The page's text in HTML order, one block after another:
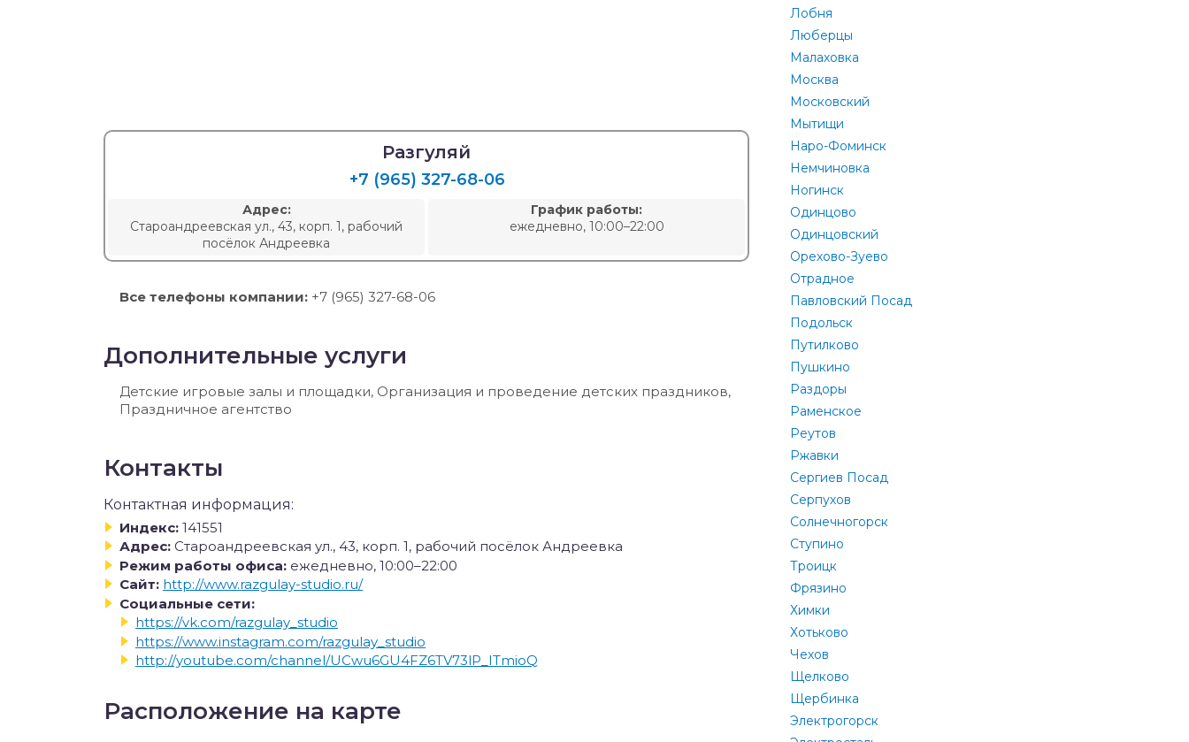
Разгуляй
+7 (965) 327-68-06
Адрес:
Староандреевская ул., 43, корп. 1, рабочий
посёлок Андреевка
График работы:
ежедневно, 10:00–22:00
Все телефоны компании: +7 (965) 327-68-06
Дополнительные услуги
Детские игровые залы и площадки, Организация и проведение детских праздников,
Праздничное агентство
Контакты
Контактная информация:
Индекс: 141551
Адрес: Староандреевская ул., 43, корп. 1, рабочий посёлок Андреевка
Режим работы офиса: ежедневно, 10:00–22:00
Сайт: http://www.razgulay-studio.ru/
Социальные сети:
https://vk.com/razgulay_studio
https://www.instagram.com/razgulay_studio
http://youtube.com/channel/UCwu6GU4FZ6TV73lP_ITmioQ
Расположение на карте
Лобня
Люберцы
Малаховка
Москва
Московский
Мытищи
Наро-Фоминск
Немчиновка
Ногинск
Одинцово
Одинцовский
Орехово-Зуево
Отрадное
Павловский Посад
Подольск
Путилково
Пушкино
Раздоры
Раменское
Реутов
Ржавки
Сергиев Посад
Серпухов
Солнечногорск
Ступино
Троицк
Фрязино
Химки
Хотьково
Чехов
Щелково
Щербинка
Электрогорск